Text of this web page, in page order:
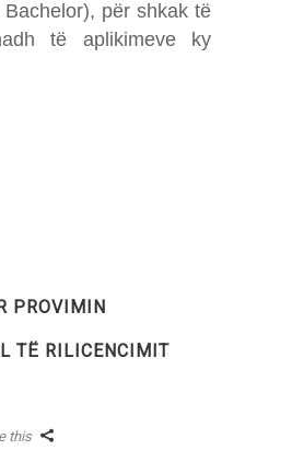
për shkak të
të aplikimeve ky
PROVIMIN
TË RILICENCIMIT
this